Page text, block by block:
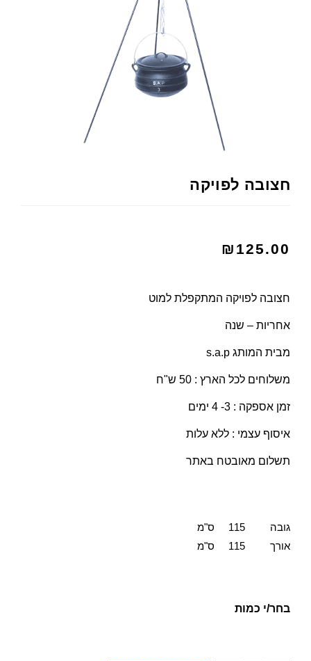
חצובה לפויקה
₪ 125.00
חצובה לפויקה המתקפלת למוט
אחריות – שנה
מבית המותג s.a.p
משלוחים לכל הארץ : 50 ש"ח
זמן אספקה : 3- 4 ימים
איסוף עצמי : ללא עלות
תשלום מאובטח באתר
גובה 115 ס"מ
אורך 115 ס"מ
בחר/י כמות